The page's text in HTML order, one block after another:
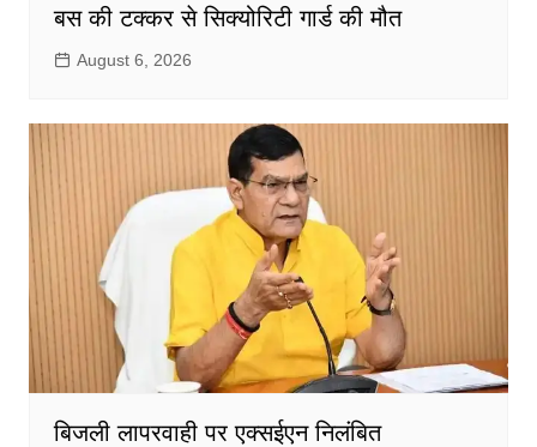
बस की टक्कर से सिक्योरिटी गार्ड की मौत
August 6, 2026
बिजली लापरवाही पर एक्सईएन निलंबित